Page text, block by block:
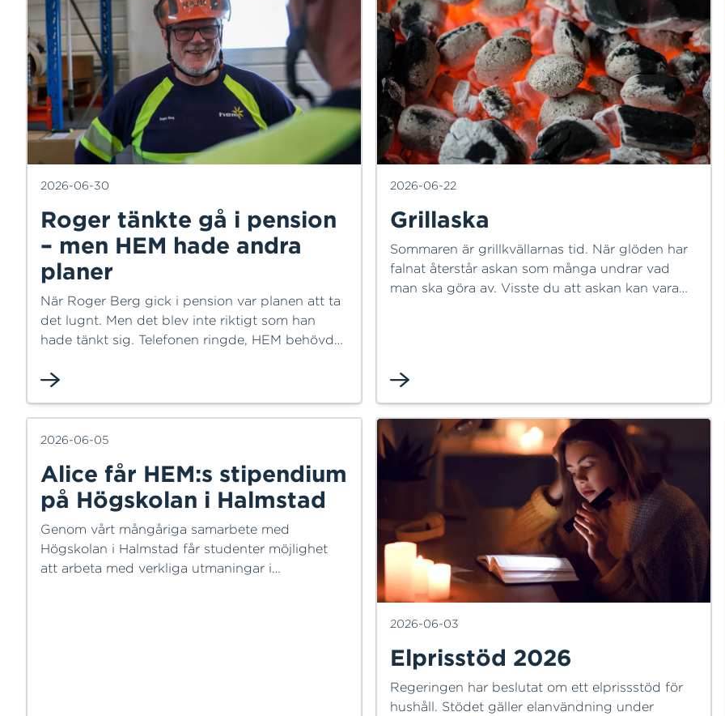
2026-06-30
Roger tänkte gå i pension
– men HEM hade andra
planer
När Roger Berg gick i pension var planen att ta
det lugnt. Men det blev inte riktigt som han
hade tänkt sig. Telefonen ringde, HEM behövde
historia. Idag, 73 år ung, är Roger fortfarande en
2026-06-22
Grillaska
Sommaren är grillkvällarnas tid. När glöden har
falnat återstår askan som många undrar vad
man ska göra av. Visste du att askan kan vara
2026-06-05
Alice får HEM:s stipendium
på Högskolan i Halmstad
Genom vårt mångåriga samarbete med
Högskolan i Halmstad får studenter möjlighet
att arbeta med verkliga utmaningar i
2026-06-03
Elprisstöd 2026
Regeringen har beslutat om ett elprissstöd för
hushåll. Stödet gäller elanvändning under